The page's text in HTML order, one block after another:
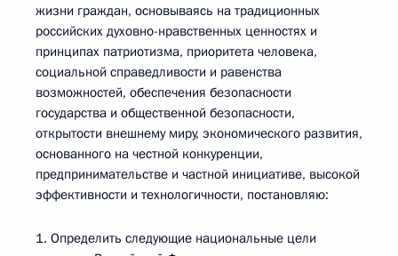
жизни граждан, основываясь на традиционных
российских духовно-нравственных ценностях и
принципах патриотизма, приоритета человека,
социальной справедливости и равенства
возможностей, обеспечения безопасности
государства и общественной безопасности,
открытости внешнему миру, экономического развития,
основанного на честной конкуренции,
предпринимательстве и частной инициативе, высокой
эффективности и технологичности, постановляю:
1. Определить следующие национальные цели